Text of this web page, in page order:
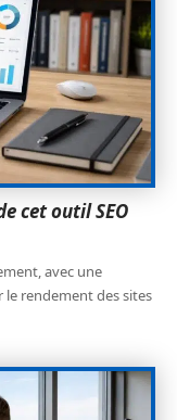
cet outil SEO
avec une
rendement des sites